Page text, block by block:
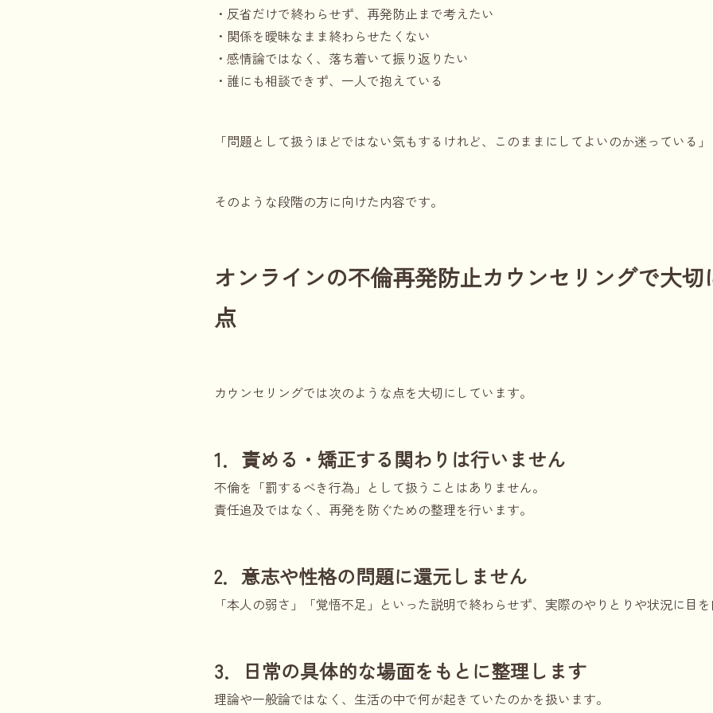
・反省だけで終わらせず、再発防止まで考えたい
・関係を曖昧なまま終わらせたくない
・感情論ではなく、落ち着いて振り返りたい
・誰にも相談できず、一人で抱えている
「問題として扱うほどではない気もするけれど、このままにしてよいのか迷っている」
そのような段階の方に向けた内容です。
オンラインの不倫再発防止カウンセリングで大
点
カウンセリングでは次のような点を大切にしています。
1．責める・矯正する関わりは行いません
不倫を「罰するべき行為」として扱うことはありません。
責任追及ではなく、再発を防ぐための整理を行います。
2．意志や性格の問題に還元しません
「本人の弱さ」「覚悟不足」といった説明で終わらせず、実際のやりとりや状況に目を
3．日常の具体的な場面をもとに整理します
理論や一般論ではなく、生活の中で何が起きていたのかを扱います。